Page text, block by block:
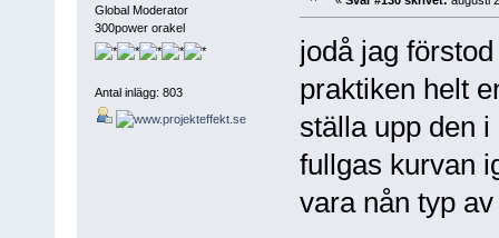
Global Moderator
300power orakel
Antal inlägg: 803
jodå jag
praktiken helt
ställa upp den
fullgas kurvan
vara nån typ